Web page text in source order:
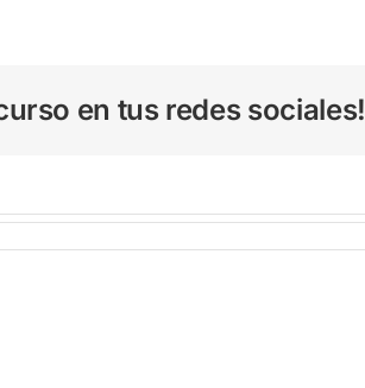
en tus redes sociales!